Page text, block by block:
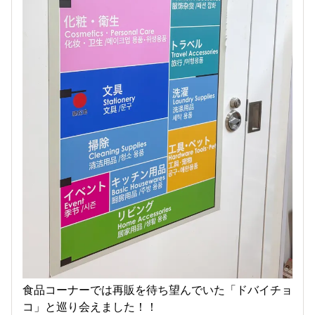
食品コーナーでは再販を待ち望んでいた「ドバイチョ
コ」と巡り会えました！！